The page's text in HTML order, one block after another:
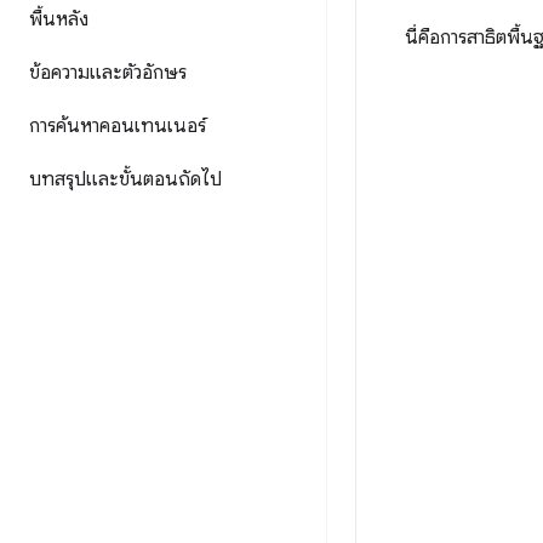
พื้นหลัง
ข้อความและตัวอักษร
การค้นหาคอนเทนเนอร์
บทสรุปและขั้นตอนถัดไป
นี่คือการสาธิตพื้น